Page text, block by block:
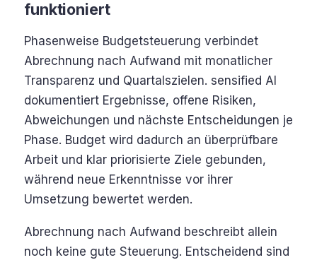
funktioniert
Phasenweise Budgetsteuerung verbindet
Abrechnung nach Aufwand mit monatlicher
Transparenz und Quartalszielen. sensified AI
dokumentiert Ergebnisse, offene Risiken,
Abweichungen und nächste Entscheidungen je
Phase. Budget wird dadurch an überprüfbare
Arbeit und klar priorisierte Ziele gebunden,
während neue Erkenntnisse vor ihrer
Umsetzung bewertet werden.
Abrechnung nach Aufwand beschreibt allein
noch keine gute Steuerung. Entscheidend sind